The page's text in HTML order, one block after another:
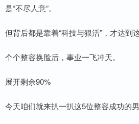
是“不尽人意”。
但背后都是靠着“科技与狠活”，才达到
个个整容换脸后，事业一飞冲天。
展开剩余90%
今天咱们就来扒一扒这5位整容成功的男